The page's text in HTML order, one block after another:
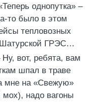
однопутка» –
то было в этом
тепловозных
ГРЭС…
вот, ребята, вам
шпал в траве
мне на «Свежую»
мох), надо вагоны